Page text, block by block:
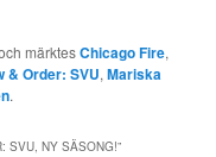
märktesChicago Fire,
& Order: SVU,Mariska
.
SVU, NY SÄSONG!”